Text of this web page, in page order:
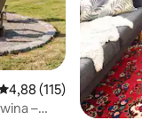
ocena: 4,88 na
4,88 (115)
–